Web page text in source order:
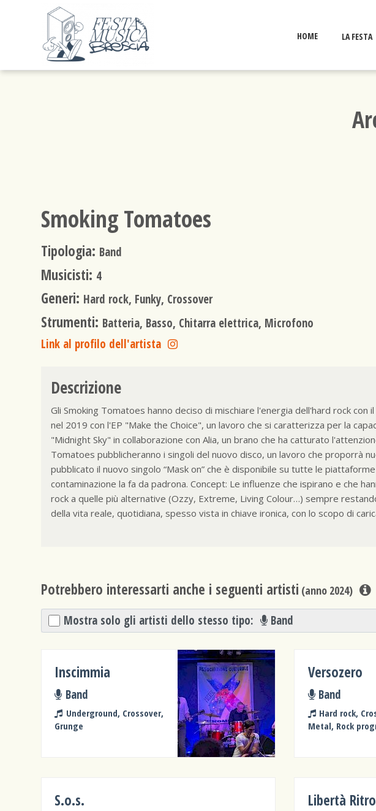
HOME LA FESTA
Smoking Tomatoes
Tipologia: Band
Musicisti: 4
Generi: Hard rock, Funky, Crossover
Strumenti: Batteria, Basso, Chitarra elettrica, Microfono
Link al profilo dell'artista
Descrizione
Gli Smoking Tomatoes hanno deciso di mischiare l'energia dell'hard rock
nel 2019 con l'EP "Make the Choice", un lavoro che si caratterizza per la
"Midnight Sky" in collaborazione con Alia, un brano che ha catturato
Tomatoes pubblicheranno i singoli del nuovo disco, un lavoro che proporrà
pubblicato il nuovo singolo “Mask on” che è disponibile su tutte le
contaminazione la fa da padrona. Concept: Le influenze che ispirano e che
rock a quelle più alternative (Ozzy, Extreme, Living Colour…) sempre
della vita reale, quotidiana, spesso vista in chiave ironica, con lo scopo di
Potrebbero interessarti anche i seguenti artisti (anno 2024)
Mostra solo gli artisti dello stesso tipo: Band
Inscimmia
Band
Underground, Crossover,
Grunge
Versozero
Band
Hard rock,
Metal, Rock
S.o.s. Libertà